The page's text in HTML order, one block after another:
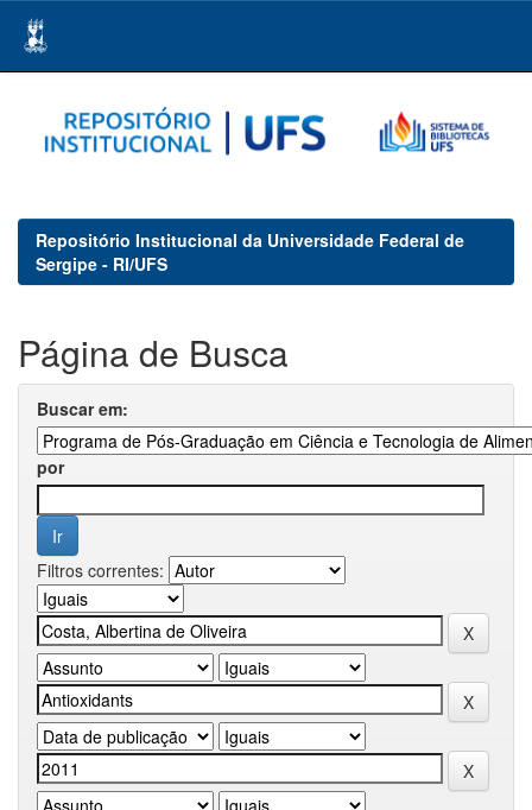
navigation
Repositório Institucional da Universidade Federal de
Sergipe - RI/UFS
Página de Busca
Buscar em:
por
Filtros correntes: